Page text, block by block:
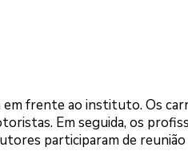
frente ao instituto. Os
Em seguida, os
participaram de